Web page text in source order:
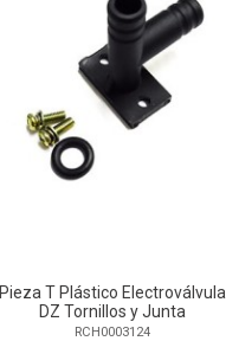
Pieza T Plástico Electroválvula
DZ Tornillos y Junta
RCH0003124